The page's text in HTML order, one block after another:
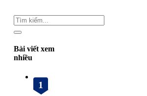
Bài viết xem
nhiều
1